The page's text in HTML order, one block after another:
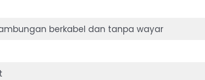
berkabel dan tanpa wayar